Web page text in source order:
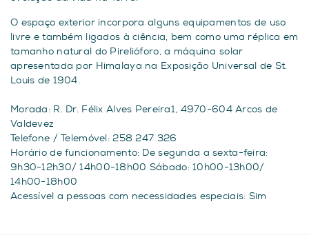
O espaço exterior incorpora alguns equipamentos de uso
livre e também ligados à ciência, bem como uma réplica em
tamanho natural do Pirelióforo, a máquina solar
apresentada por Himalaya na Exposição Universal de St.
Louis de 1904.
Morada: R. Dr. Félix Alves Pereira1, 4970-604 Arcos de
Valdevez
Telefone / Telemóvel: 258 247 326
Horário de funcionamento: De segunda a sexta-feira:
9h30-12h30/ 14h00-18h00 Sábado: 10h00-13h00/
14h00-18h00
Acessível a pessoas com necessidades especiais: Sim